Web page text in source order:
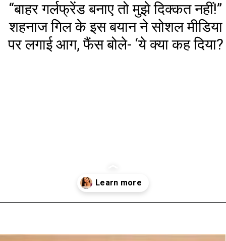
“बाहर गर्लफ्रेंड बनाए तो मुझे दिक्कत नहीं!”
शहनाज गिल के इस बयान ने सोशल मीडिया
पर लगाई आग, फैंस बोले- ‘ये क्या कह दिया?